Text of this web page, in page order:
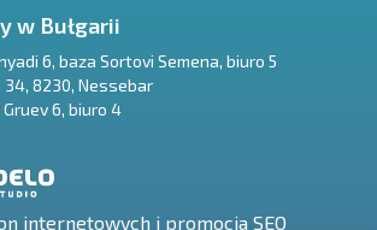
w Bułgarii
6, baza Sortovi Semena, biuro 5
34, 8230, Nessebar
Gruev 6, biuro 4
internetowych i promocja SEO